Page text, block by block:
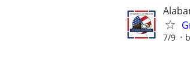
7/9